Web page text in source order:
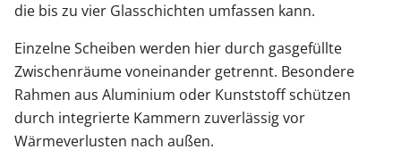
die bis zu vier Glasschichten umfassen kann.
Einzelne Scheiben werden hier durch gasgefüllte
Zwischenräume voneinander getrennt. Besondere
Rahmen aus Aluminium oder Kunststoff schützen
durch integrierte Kammern zuverlässig vor
Wärmeverlusten nach außen.